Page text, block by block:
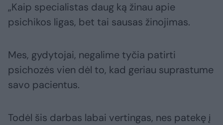
„Kaip specialistas daug ką žinau apie
psichikos ligas, bet tai sausas žinojimas.
Mes, gydytojai, negalime tyčia patirti
psichozės vien dėl to, kad geriau suprastume
savo pacientus.
Todėl šis darbas labai vertingas, nes patekę į